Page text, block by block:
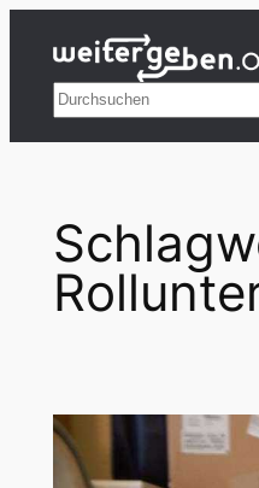
Inhalt
springenSuchen